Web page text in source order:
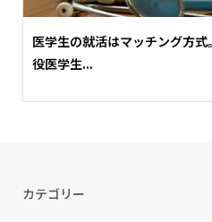
医学生の就活はマッチング方
役医学生...
カテゴリー